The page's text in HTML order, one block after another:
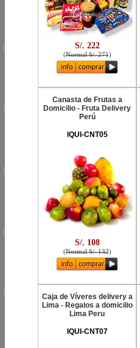
S/. 222
(Normal S/. 271)
Canasta de Frutas a
Domicilio - Fruta Delivery
Perú
IQUI-CNT05
S/. 108
(Normal S/. 132)
Caja de Víveres delivery a
Lima - Regalos a domicilio
Lima Peru
IQUI-CNT07